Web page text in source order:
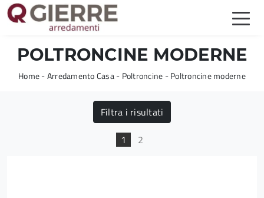
POLTRONCINE MODERNE
Home-Arredamento Casa- Poltroncine -Poltroncine moderne
Filtra i risultati
1
2